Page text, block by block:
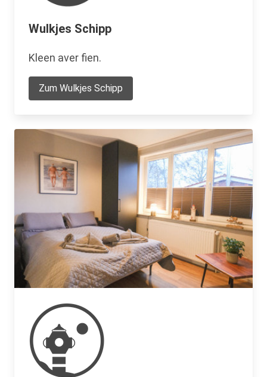
Wulkjes Schipp
Kleen aver fien.
Zum Wulkjes Schipp